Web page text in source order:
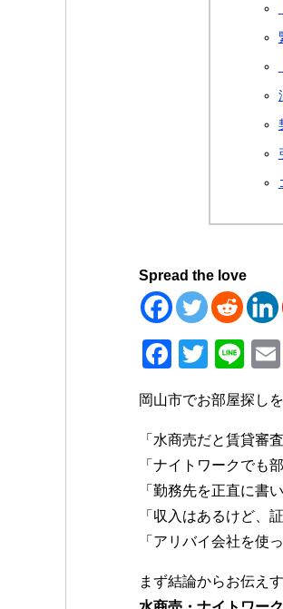
Spread the love
F
a
c
e
b
o
o
k
T
wi
tt
er
Li
e
岡山市でお部屋探し
「水商売だと賃貸審
「ナイトワークでも
「勤務先を正直に書
「収入はあるけど、
「アリバイ会社を使
まず結論からお伝えす